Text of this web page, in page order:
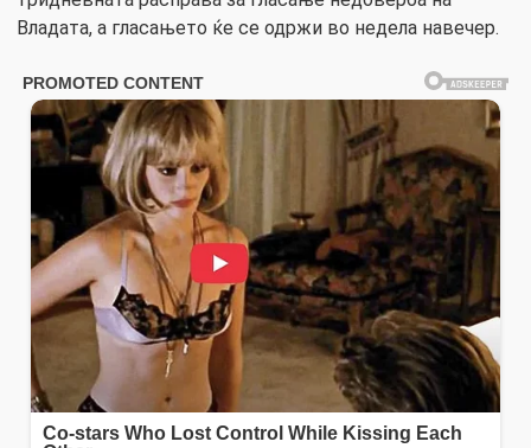
Владата, а гласањето ќе се одржи во недела навечер.